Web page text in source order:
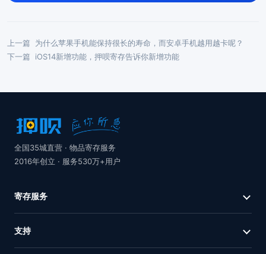
上一篇
为什么苹果手机能保持很长的寿命，而安卓手机越用越卡呢？
下一篇
iOS14新增功能，押呗寄存告诉你新增功能
全国35城直营 · 物品寄存服务
2016年创立 · 服务530万+用户
寄存服务
支持